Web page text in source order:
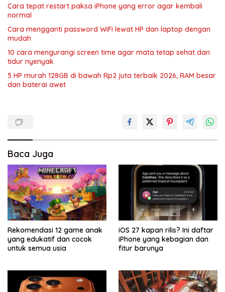
Cara tepat restart paksa iPhone yang error agar kembali
normal
Cara mengganti password WiFi lewat HP dan laptop dengan
mudah
10 cara mengurangi screen time agar mata tetap sehat dan
tidur nyenyak
5 HP murah 128GB di bawah Rp2 juta terbaik 2026, RAM besar
dan baterai awet
Baca Juga
Rekomendasi 12 game anak
yang edukatif dan cocok
untuk semua usia
iOS 27 kapan rilis? Ini daftar
iPhone yang kebagian dan
fitur barunya